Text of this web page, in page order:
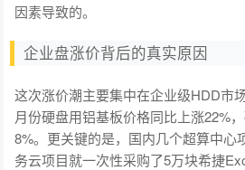
因素导致的。
企业盘涨价背后的真实原因
这次涨价潮主要集中在企业级HDD市
月份硬盘用铝基板价格同比上涨22%
8%。更关键的是，国内几个超算中心
务云项目就一次性采购了5万块希捷